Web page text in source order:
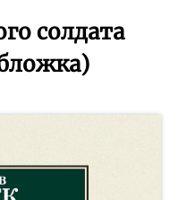
солдата